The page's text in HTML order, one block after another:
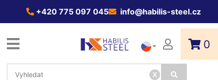
+420 775 097 045 info@habilis-steel.cz
x
0